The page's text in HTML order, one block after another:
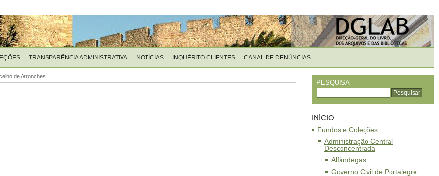
TRANSPARÊNCIA ADMINISTRATIVA NOTÍCIAS INQUÉRITO CLIENTES CANAL DE DENÚNCIAS
de Arronches
PESQUISA
INÍCIO
Fundos e Coleções
Administração Central
Desconcentrada
Alfândegas
Governo Civil de Portalegre